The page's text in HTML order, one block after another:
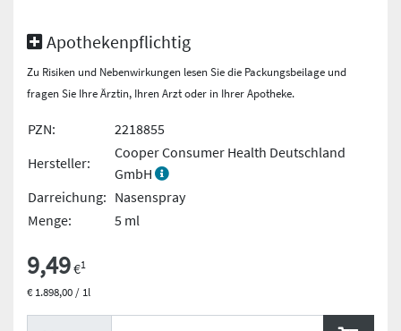
Apothekenpflichtig
Zu Risiken und Nebenwirkungen lesen Sie die Packungsbeilage und
fragen Sie Ihre Ärztin, Ihren Arzt oder in Ihrer Apotheke.
PZN:
2218855
Hersteller:
Cooper Consumer Health Deutschland
GmbH
Darreichung: Nasenspray
Menge:
5 ml
9,49€1
€ 1.898,00 / 1l